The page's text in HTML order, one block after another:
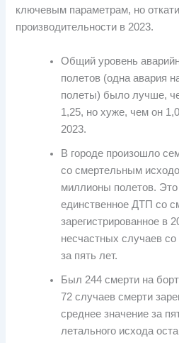
ключевым параметрам, но
производительности в 2023.
Общий уровень
полетов (одна авария
полеты) было лучше,
1,25, но хуже, чем он
2023.
В городе произошло
со смертельным
миллионы полетов.
единственное ДТП со
зарегистрированное в
несчастных случаев
за пять лет.
Был 244 смерти на
72 случаев смерти
среднее значение за
летального исхода